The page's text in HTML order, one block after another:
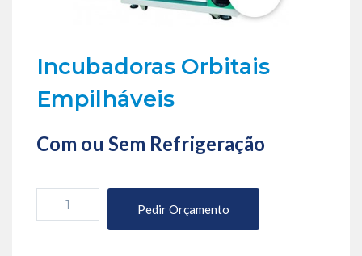
Incubadoras Orbitais
Empilháveis
Com ou Sem Refrigeração
Incubadoras
Pedir Orçamento